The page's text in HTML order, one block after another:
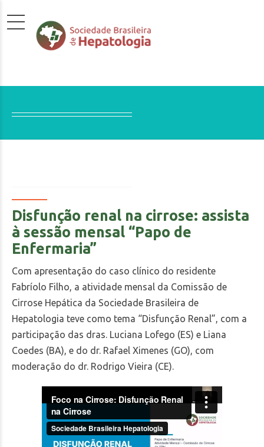
Disfunção renal na cirrose: assista
à sessão mensal “Papo de
Enfermaria”
Com apresentação do caso clínico do residente
Fabríolo Filho, a atividade mensal da Comissão de
Cirrose Hepática da Sociedade Brasileira de
Hepatologia teve como tema “Disfunção Renal”, com a
participação das dras. Luciana Lofego (ES) e Liana
Coedes (BA), e do dr. Rafael Ximenes (GO), com
moderação do dr. Rodrigo Vieira (CE).